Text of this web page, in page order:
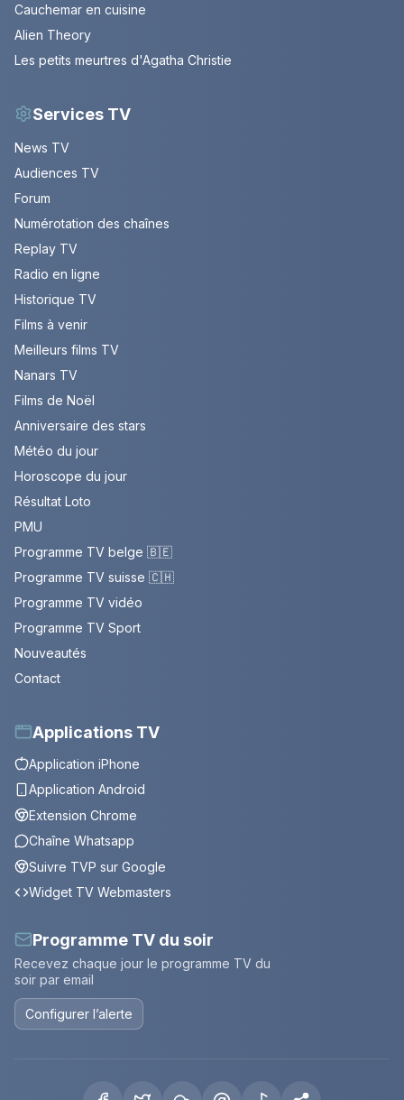
Cauchemar en cuisine
Alien Theory
Les petits meurtres d'Agatha Christie
Services TV
News TV
Audiences TV
Forum
Numérotation des chaînes
Replay TV
Radio en ligne
Historique TV
Films à venir
Meilleurs films TV
Nanars TV
Films de Noël
Anniversaire des stars
Météo du jour
Horoscope du jour
Résultat Loto
PMU
Programme TV belge 🇧🇪
Programme TV suisse 🇨🇭
Programme TV vidéo
Programme TV Sport
Nouveautés
Contact
Applications TV
Application iPhone
Application Android
Extension Chrome
Chaîne Whatsapp
Suivre TVP sur Google
Widget TV Webmasters
Programme TV du soir
Recevez chaque jour le programme TV du
soir par email
Configurer l’alerte